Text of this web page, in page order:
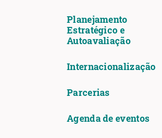
Planejamento
Estratégico e
Autoavaliação
Internacionalização
Parcerias
Agenda de eventos